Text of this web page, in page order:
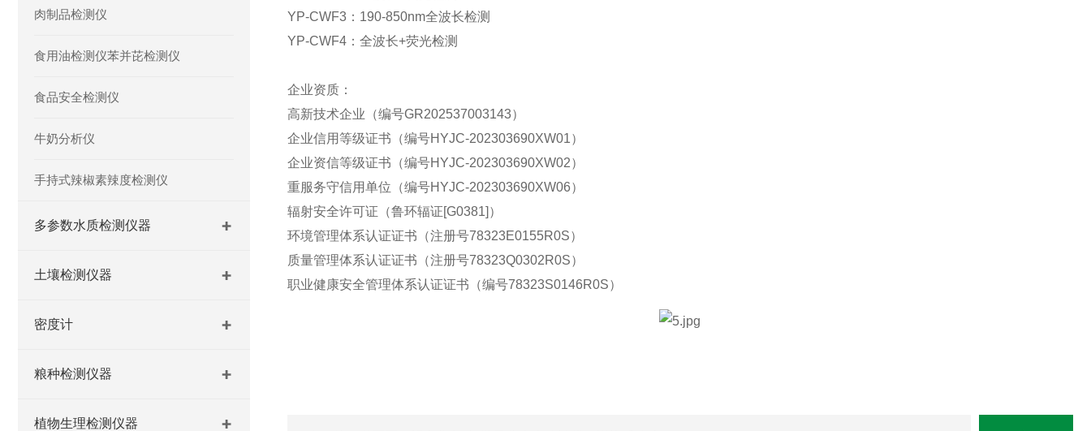
YP-CWF3： 190-850nm全波长检测
YP-CWF4：全波长+荧光检测
企业资质：
高新技术企业（编号GR202537003143）
企业信用等级证书（编号HYJC-202303690XW01）
企业资信等级证书（编号HYJC-202303690XW02）
重服务守信用单位（编号HYJC-202303690XW06）
辐射安全许可证（鲁环辐证[G0381] ）
环境管理体系认证证书（注册号78323E0155R0S）
质量管理体系认证证书（注册号78323Q0302R0S）
职业健康安全管理体系认证证书（编号78323S0146R0S）
肉制品检测仪
食用油检测仪苯并芘检测仪
食品安全检测仪
牛奶分析仪
手持式辣椒素辣度检测仪
多参数水质检测仪器
土壤检测仪器
密度计
粮种检测仪器
植物生理检测仪器